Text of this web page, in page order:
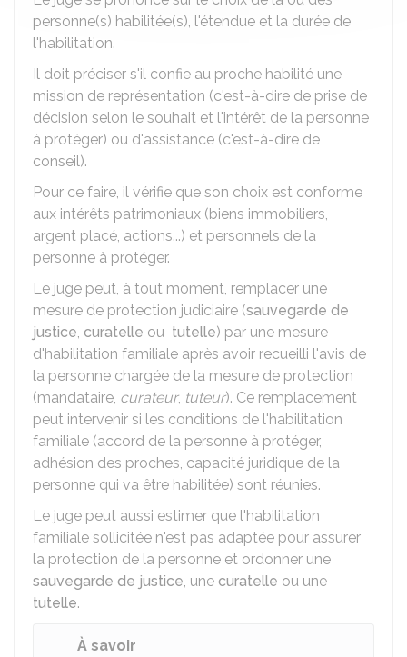
personne(s) habilitée(s), l'étendue et la durée de
l'habilitation.
Il doit préciser s'il confie au proche habilité une
mission de représentation (c'est-à-dire de prise de
décision selon le souhait et l'intérêt de la personne
à protéger) ou d'assistance (c'est-à-dire de
conseil).
Pour ce faire, il vérifie que son choix est conforme
aux intérêts patrimoniaux (biens immobiliers,
argent placé, actions...) et personnels de la
personne à protéger.
Le juge peut, à tout moment, remplacer une
mesure de protection judiciaire (sauvegarde de
justice, curatelle ou tutelle) par une mesure
d'habilitation familiale après avoir recueilli l'avis de
la personne chargée de la mesure de protection
(mandataire, curateur, tuteur). Ce remplacement
peut intervenir si les conditions de l'habilitation
familiale (accord de la personne à protéger,
adhésion des proches, capacité juridique de la
personne qui va être habilitée) sont réunies.
Le juge peut aussi estimer que l'habilitation
familiale sollicitée n'est pas adaptée pour assurer
la protection de la personne et ordonner une
sauvegarde de justice, une curatelle ou une
tutelle.
À savoir